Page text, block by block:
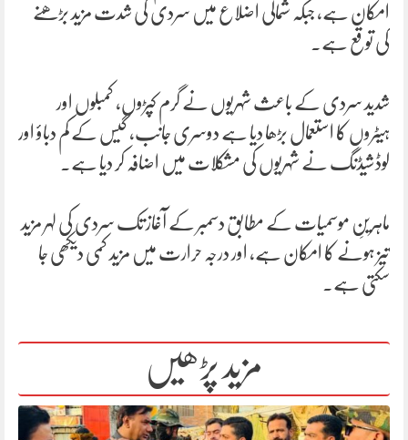
امکان ہے، جبکہ شمالی اضلاع میں سردی کی شدت مزید بڑھنے
کی توقع ہے۔
شدید سردی کے باعث شہریوں نے گرم کپڑوں، کمبلوں اور
ہیٹروں کا استعمال بڑھا دیا ہے دوسری جانب، گیس کے کم دباؤ اور
لوڈشیڈنگ نے شہریوں کی مشکلات میں اضافہ کر دیا ہے۔
ماہرینِ موسمیات کے مطابق دسمبر کے آغاز تک سردی کی لہر مزید
تیز ہونے کا امکان ہے، اور درجہ حرارت میں مزید کمی دیکھی جا
سکتی ہے۔
مزید پڑھیں